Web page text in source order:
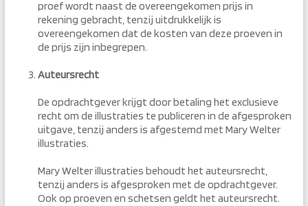
proef wordt naast de overeengekomen prijs in
rekening gebracht, tenzij uitdrukkelijk is
overeengekomen dat de kosten van deze proeven in
de prijs zijn inbegrepen.
Auteursrecht
De opdrachtgever krijgt door betaling het exclusieve
recht om de illustraties te publiceren in de afgesproken
uitgave, tenzij anders is afgestemd met Mary Welter
illustraties.
Mary Welter illustraties behoudt het auteursrecht,
tenzij anders is afgesproken met de opdrachtgever.
Ook op proeven en schetsen geldt het auteursrecht.